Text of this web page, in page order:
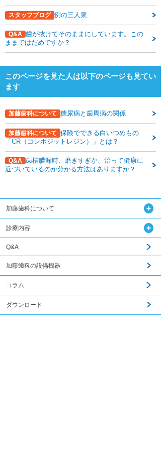
スタッフブログ 例の三人衆
Q&A
歯が抜けてそのままにしています。この
ままではだめですか？
このページを見た人は以下のページも見てい
ます
加藤歯科について 糖尿病と歯周病の関係
加藤歯科について
保険でできる白いつめもの
「CR（コンポジットレジン）」とは？
Q&A
歯槽膿漏時、磨きすぎか、治って健康に
近づいているのか分かる方法はありますか？
加藤歯科について
診療内容
Q&A
加藤歯科の設備機器
コラム
ダウンロード
下関観光ガイド
年賀状・暑中お見舞い